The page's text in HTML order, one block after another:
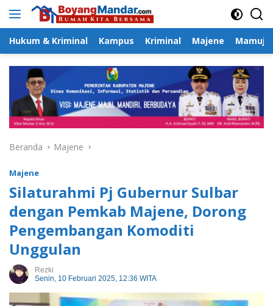
Langsung
Hukum & Kriminal Kampus Kriminal Majene Mamuju
Beranda Majene
Majene
Silaturahmi Pj Gubernur Sulbar
dengan Pemkab Majene, Dorong
Pengembangan Komoditi
Unggulan
Rezki
Senin, 10 Februari 2025, 12:36 WITA